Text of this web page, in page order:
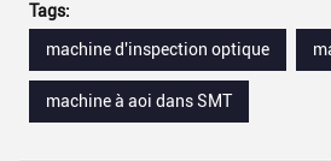
Tags:
machine d'inspection optique
machine à aoi dans SMT